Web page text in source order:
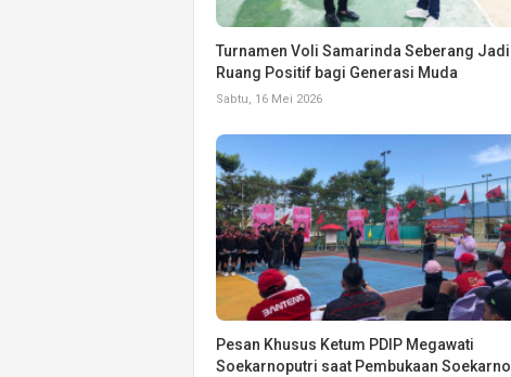
Turnamen Voli Samarinda Seberang Jadi
Ruang Positif bagi Generasi Muda
Sabtu, 16 Mei 2026
Pesan Khusus Ketum PDIP Megawati
Soekarnoputri saat Pembukaan Soekarno